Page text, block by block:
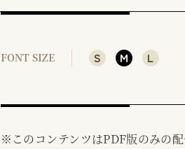
FONT SIZE S M L
※このコンテンツはPDF版のみの